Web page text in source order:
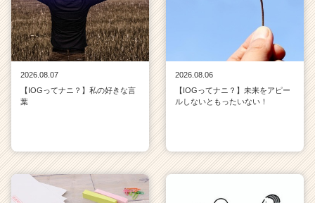
2026.08.07
【IOGってナニ？】私の好きな言
葉
2026.08.06
【IOGってナニ？】未来をアピー
ルしないともったいない！